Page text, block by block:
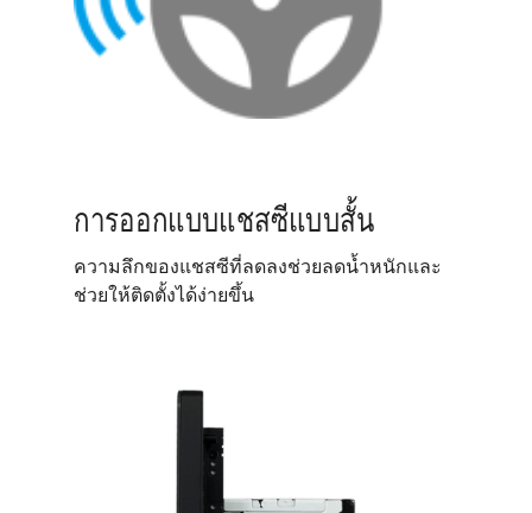
การออกแบบแชสซีแบบสั้น
ความลึกของแชสซีที่ลดลงช่วยลดน้ำหนักและ
ช่วยให้ติดตั้งได้ง่ายขึ้น